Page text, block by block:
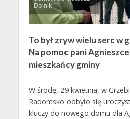
Dolnik
To był zryw wielu serc w
Na pomoc pani
mieszkańcy gminy
W środę, 29 kwietnia, w
Radomsko odbyło się
kluczy do nowego domu dla